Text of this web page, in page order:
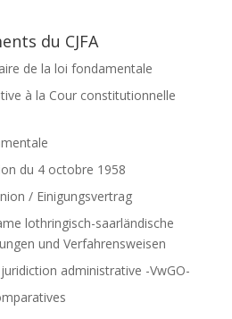
du CJFA
de la loi fondamentale
à la Cour constitutionnelle
du 4 octobre 1958
/ Einigungsvertrag
lothringisch-saarländische
und Verfahrensweisen
juridiction administrative -VwGO-